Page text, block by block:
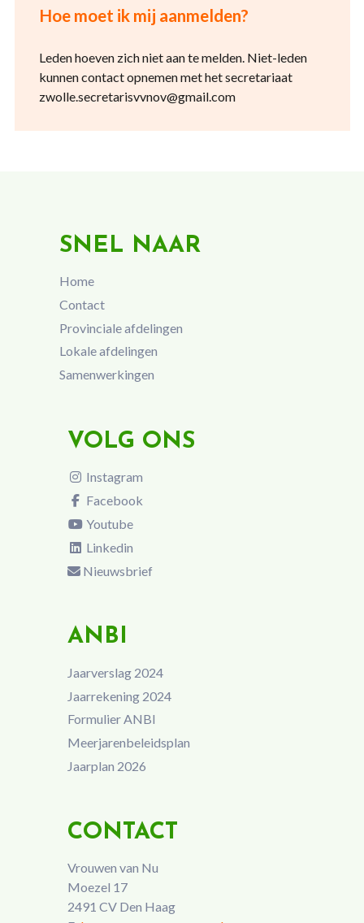
Hoe moet ik mij aanmelden?
Leden hoeven zich niet aan te melden. Niet-leden
kunnen contact opnemen met het secretariaat
zwolle.secretarisvvnov@gmail.com
SNEL NAAR
Home
Contact
Provinciale afdelingen
Lokale afdelingen
Samenwerkingen
VOLG ONS
Instagram
Facebook
Youtube
Linkedin
Nieuwsbrief
ANBI
Jaarverslag 2024
Jaarrekening 2024
Formulier ANBI
Meerjarenbeleidsplan
Jaarplan 2026
CONTACT
Vrouwen van Nu
Moezel 17
2491 CV Den Haag